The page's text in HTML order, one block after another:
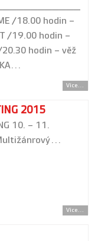
/18.00 hodin –
/19.00 hodin –
20.30 hodin – věž
Více...
2015
10. – 11.
Více...